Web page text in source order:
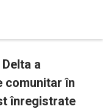
a
comunitar în
înregistrate